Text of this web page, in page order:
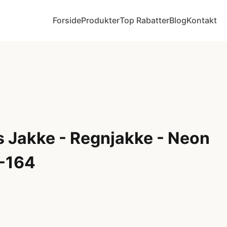
ForsideProdukterTop RabatterBlogKontakt
Jakke - Regnjakke - Neon
164